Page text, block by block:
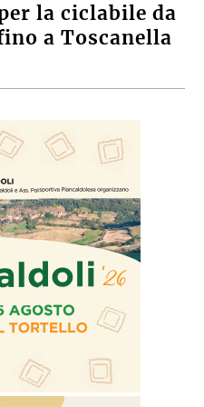
la ciclabile da
a Toscanella